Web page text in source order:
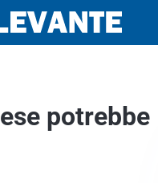
potrebbe